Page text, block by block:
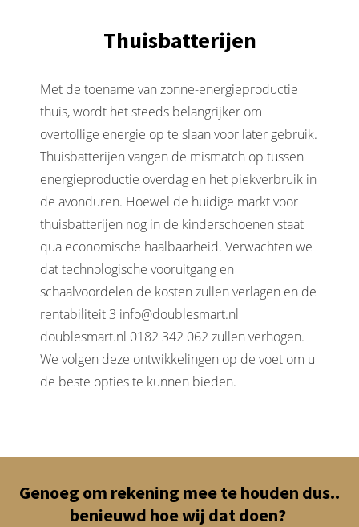
Thuisbatterijen
Met de toename van zonne-energieproductie
thuis, wordt het steeds belangrijker om
overtollige energie op te slaan voor later gebruik.
Thuisbatterijen vangen de mismatch op tussen
energieproductie overdag en het piekverbruik in
de avonduren. Hoewel de huidige markt voor
thuisbatterijen nog in de kinderschoenen staat
qua economische haalbaarheid. Verwachten we
dat technologische vooruitgang en
schaalvoordelen de kosten zullen verlagen en de
rentabiliteit 3 info@doublesmart.nl
doublesmart.nl 0182 342 062 zullen verhogen.
We volgen deze ontwikkelingen op de voet om u
de beste opties te kunnen bieden.
Genoeg om rekening mee te houden dus..
benieuwd hoe wij dat doen?